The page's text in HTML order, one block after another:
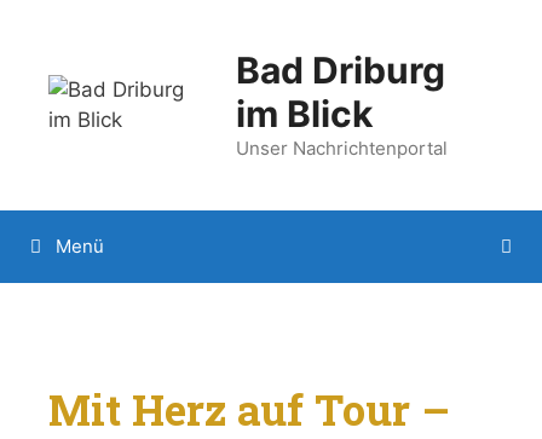
springen
Bad Driburg
im Blick
Unser Nachrichtenportal
Menü
Mit Herz auf Tour –